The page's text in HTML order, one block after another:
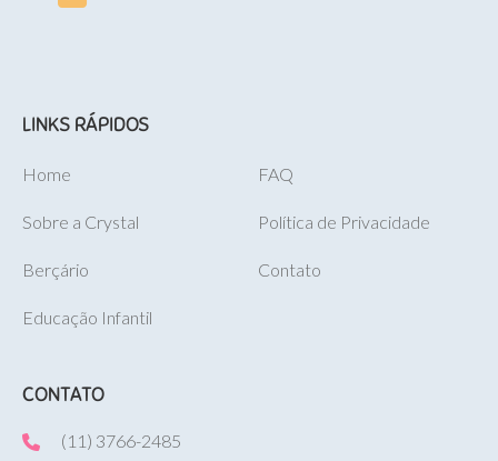
LINKS RÁPIDOS
Home
Sobre a Crystal
Berçário
Educação Infantil
FAQ
Política de Privacidade
Contato
CONTATO
(11) 3766-2485